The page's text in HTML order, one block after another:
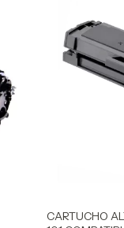
CARTUCHO